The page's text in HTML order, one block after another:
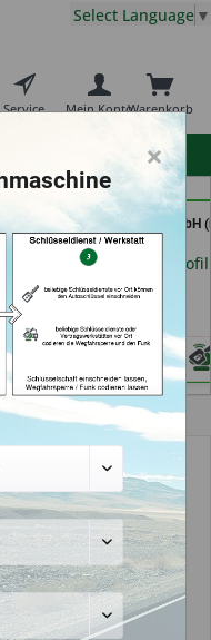
Service Warenkorb
Mein Konto
Select Language ▼
Im-
Tayfun 2.0 GmbH
Fürth)
Händlerprofil
Zubehör
×